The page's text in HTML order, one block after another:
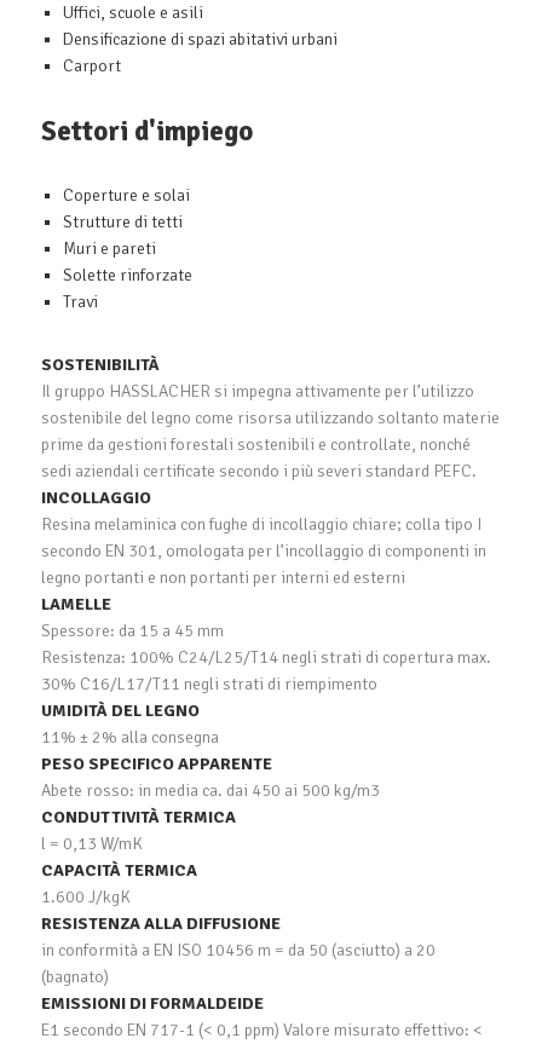
Uffici, scuole e asili
Densificazione di spazi abitativi urbani
Carport
Settori d'impiego
Coperture e solai
Strutture di tetti
Muri e pareti
Solette rinforzate
Travi
SOSTENIBILITÀ
Il gruppo HASSLACHER si impegna attivamente per l’utilizzo
sostenibile del legno come risorsa utilizzando soltanto materie
prime da gestioni forestali sostenibili e controllate, nonché
sedi aziendali certificate secondo i più severi standard PEFC.
INCOLLAGGIO
Resina melaminica con fughe di incollaggio chiare; colla tipo I
secondo EN 301, omologata per l’incollaggio di componenti in
legno portanti e non portanti per interni ed esterni
LAMELLE
Spessore: da 15 a 45 mm
Resistenza: 100% C24/L25/T14 negli strati di copertura max.
30% C16/L17/T11 negli strati di riempimento
UMIDITÀ DEL LEGNO
11% ± 2% alla consegna
PESO SPECIFICO APPARENTE
Abete rosso: in media ca. dai 450 ai 500 kg/m3
CONDUTTIVITÀ TERMICA
l = 0,13 W/mK
CAPACITÀ TERMICA
1.600 J/kgK
RESISTENZA ALLA DIFFUSIONE
in conformità a EN ISO 10456 m = da 50 (asciutto) a 20
(bagnato)
EMISSIONI DI FORMALDEIDE
E1 secondo EN 717-1 (< 0,1 ppm) Valore misurato effettivo: <